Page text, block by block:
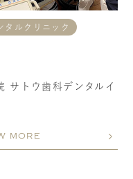
タルクリニック
サトウ歯科デンタルイ
MORE